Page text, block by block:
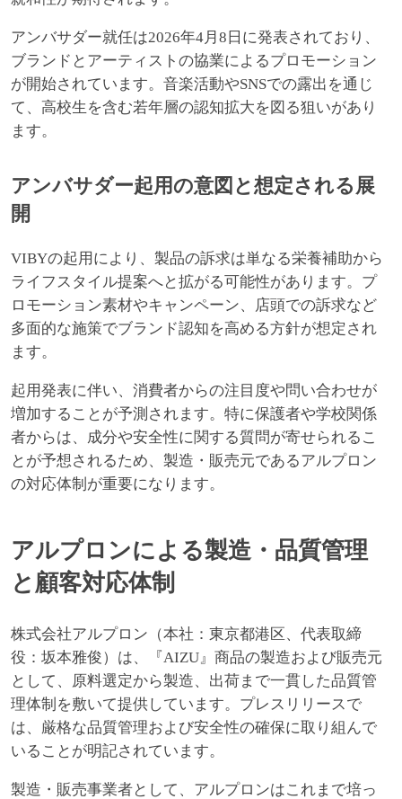
アンバサダー就任は2026年4月8日に発表されており、
ブランドとアーティストの協業によるプロモーション
が開始されています。音楽活動やSNSでの露出を通じ
て、高校生を含む若年層の認知拡大を図る狙いがあり
ます。
アンバサダー起用の意図と想定される展
開
VIBYの起用により、製品の訴求は単なる栄養補助から
ライフスタイル提案へと拡がる可能性があります。プ
ロモーション素材やキャンペーン、店頭での訴求など
多面的な施策でブランド認知を高める方針が想定され
ます。
起用発表に伴い、消費者からの注目度や問い合わせが
増加することが予測されます。特に保護者や学校関係
者からは、成分や安全性に関する質問が寄せられるこ
とが予想されるため、製造・販売元であるアルプロン
の対応体制が重要になります。
アルプロンによる製造・品質管理
と顧客対応体制
株式会社アルプロン（本社：東京都港区、代表取締
役：坂本雅俊）は、『AIZU』商品の製造および販売元
として、原料選定から製造、出荷まで一貫した品質管
理体制を敷いて提供しています。プレスリリースで
は、厳格な品質管理および安全性の確保に取り組んで
いることが明記されています。
製造・販売事業者として、アルプロンはこれまで培っ